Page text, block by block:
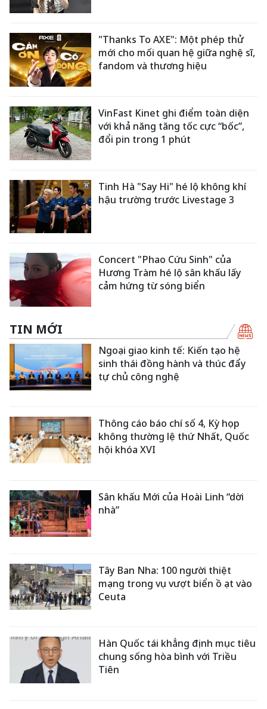
"Thanks To AXE": Một phép thử
mới cho mối quan hệ giữa nghệ sĩ,
fandom và thương hiệu
VinFast Kinet ghi điểm toàn diện
với khả năng tăng tốc cực “bốc”,
đổi pin trong 1 phút
Tinh Hà "Say Hi" hé lộ không khí
hậu trường trước Livestage 3
Concert "Phao Cứu Sinh" của
Hương Tràm hé lộ sân khấu lấy
cảm hứng từ sóng biển
TIN MỚI
Ngoại giao kinh tế: Kiến tạo hệ
sinh thái đồng hành và thúc đẩy
tự chủ công nghệ
Thông cáo báo chí số 4, Kỳ họp
không thường lệ thứ Nhất, Quốc
hội khóa XVI
Sân khấu Mới của Hoài Linh “dời
nhà”
Tây Ban Nha: 100 người thiệt
mạng trong vụ vượt biển ồ ạt vào
Ceuta
Hàn Quốc tái khẳng định mục tiêu
chung sống hòa bình với Triều
Tiên